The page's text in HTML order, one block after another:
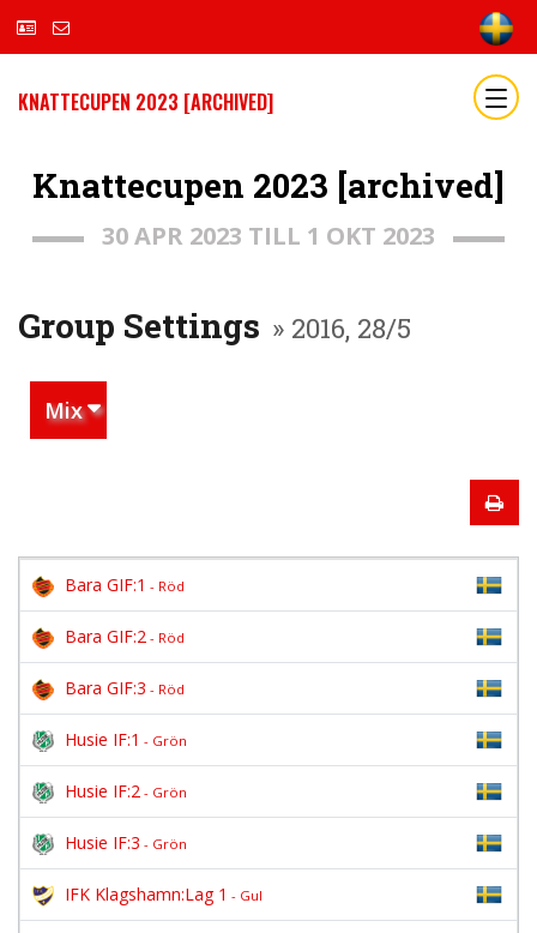
KNATTECUPEN 2023 [ARCHIVED]
Knattecupen 2023 [archived]
30 APR 2023 TILL 1 OKT 2023
Group Settings » 2016, 28/5
Mix
Bara GIF:1 - Röd
Bara GIF:2 - Röd
Bara GIF:3 - Röd
Husie IF:1 - Grön
Husie IF:2 - Grön
Husie IF:3 - Grön
IFK Klagshamn:Lag 1 - Gul